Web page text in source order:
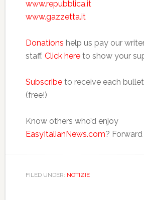
www.repubblica.it
www.gazzetta.it
Donations help us pay our
staff. Click hereto show your
Subscribeto receive each
(free!)
Know others who’d enjoy
EasyItalianNews.com?
FILED UNDER: NOTIZIE